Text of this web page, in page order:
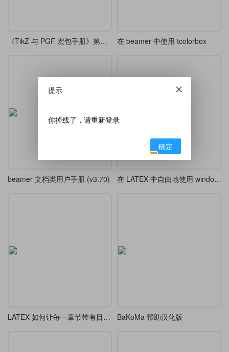
《TikZ 与 PGF 宏包手册》第一至第四部分中译 在 beamer 中使用 tcolorbox
beamer 文档类用户手册 (v3.70) 在 LATEX 中自由地使用 windows 系统字体的图标
LATEX 如何让每一章节带有目录？ BaKoMa 帮助汉化版
提示
你掉线了，请重新登录
确定